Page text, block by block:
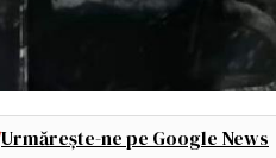
Urmărește-ne pe Google News